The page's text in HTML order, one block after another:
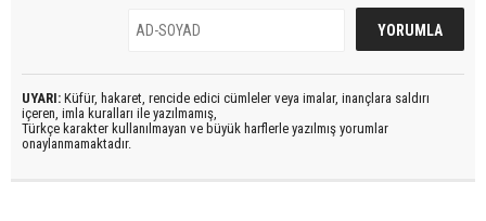
UYARI: Küfür, hakaret, rencide edici cümleler veya imalar, inançlara saldırı
içeren, imla kuralları ile yazılmamış,
Türkçe karakter kullanılmayan ve büyük harflerle yazılmış yorumlar
onaylanmamaktadır.